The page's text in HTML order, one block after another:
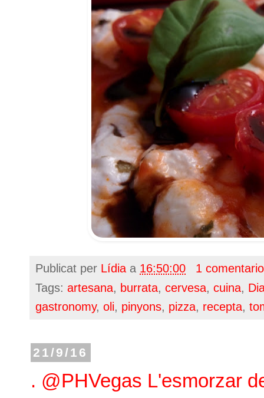
Publicat per Lídia a 16:50:00
1
Tags: artesana, burrata, cervesa, cuina,
gastronomy, oli, pinyons, pizza, recepta,
21/9/16
. @PHVegas L'esmorzar